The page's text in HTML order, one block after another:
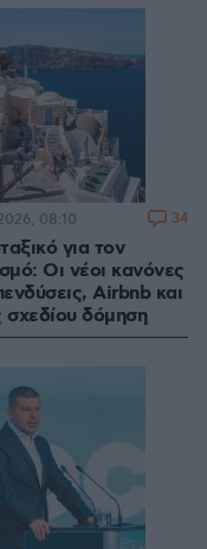
για τον
Οι νέοι κανόνες
Airbnb και
σχεδίου δόμηση
08:10 34